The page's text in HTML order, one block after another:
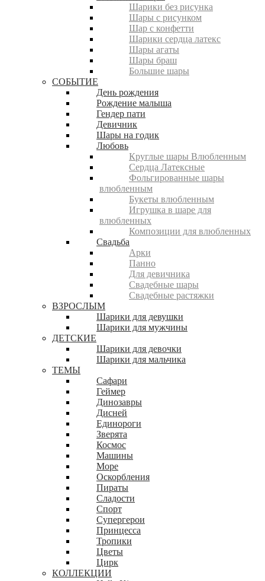
Шарики без рисунка
Шары с рисунком
Шар с конфетти
Шарики сердца латекс
Шары агаты
Шары браш
Большие шары
СОБЫТИЕ
День рождения
Рождение малыша
Гендер пати
Девичник
Шары на годик
Любовь
Круглые шары Влюбленным
Сердца Латексные
Фольгированные шары
влюбленным
Букеты влюбленным
Игрушка в шаре для
влюбленных
Композиции для влюбленных
Свадьба
Арки
Панно
Для девичника
Свадебные шары
Свадебные растяжки
ВЗРОСЛЫМ
Шарики для девушки
Шарики для мужчины
ДЕТСКИЕ
Шарики для девочки
Шарики для мальчика
ТЕМЫ
Сафари
Геймер
Динозавры
Дисней
Единороги
Зверята
Космос
Машины
Море
Оскорбления
Пираты
Сладости
Спорт
Супергерои
Принцесса
Тропики
Цветы
Цирк
КОЛЛЕКЦИИ